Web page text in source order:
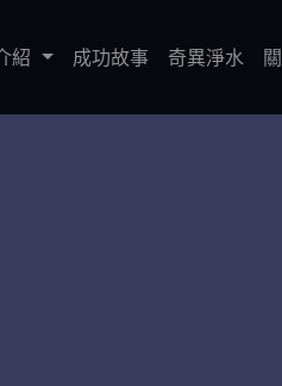
紹 成功故事 奇異淨水